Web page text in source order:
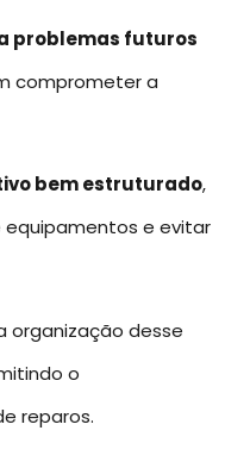
problemas futuros
comprometer a
bem estruturado,
equipamentos e evitar
organização desse
o
reparos.